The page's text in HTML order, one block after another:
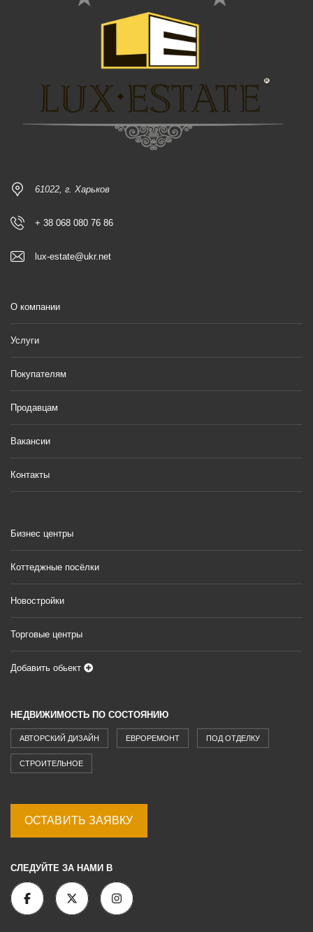
61022, г. Харьков
+ 38 068 080 76 86
lux-estate@ukr.net
О компании
Услуги
Покупателям
Продавцам
Вакансии
Контакты
Бизнес центры
Коттеджные посёлки
Новостройки
Торговые центры
Добавить обьект
НЕДВИЖИМОСТЬ ПО СОСТОЯНИЮ
АВТОРСКИЙ ДИЗАЙН ЕВРОРЕМОНТ ПОД ОТДЕЛКУ
СТРОИТЕЛЬНОЕ
ОСТАВИТЬ ЗАЯВКУ
СЛЕДУЙТЕ ЗА НАМИ В